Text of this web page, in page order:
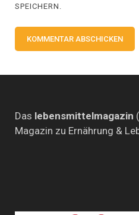
SPEICHERN.
Das lebensmittelmagazin
Magazin zu Ernährung &